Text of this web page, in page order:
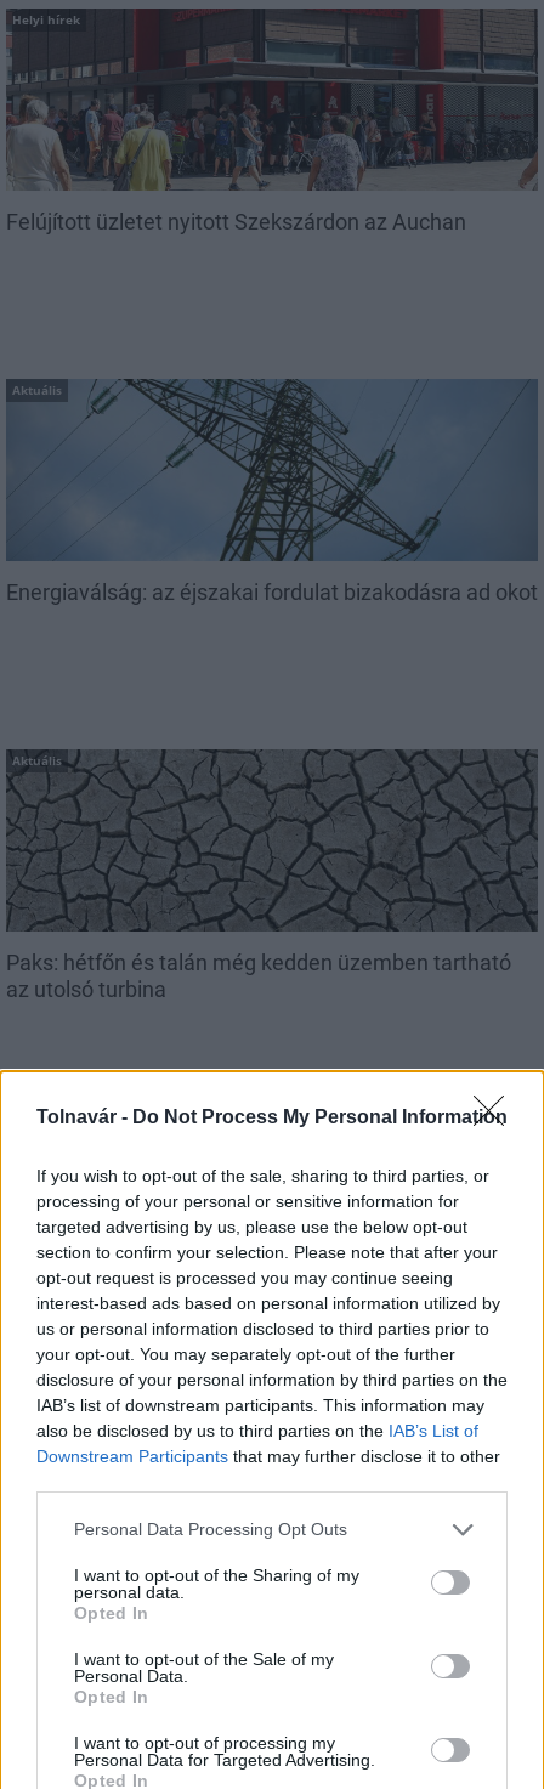
Tolnavár - Do Not Process My Personal Information
If you wish to opt-out of the sale, sharing to third parties, or
processing of your personal or sensitive information for
targeted advertising by us, please use the below opt-out
section to confirm your selection. Please note that after your
opt-out request is processed you may continue seeing
interest-based ads based on personal information utilized by
us or personal information disclosed to third parties prior to
your opt-out. You may separately opt-out of the further
disclosure of your personal information by third parties on the
IAB’s list of downstream participants. This information may
also be disclosed by us to third parties on the IAB’s List of
Downstream Participants that may further disclose it to other
Please note that this website/app uses one or more Google
not limited to your visit or usage behaviour. You may click to
grant or deny consent to Google and its third-party tags to
use your data for below specified purposes in below Google
consent section.
Personal Data Processing Opt Outs
I want to opt-out of the Sharing of my
personal data.
Opted In
I want to opt-out of the Sale of my
Personal Data.
Opted In
I want to opt-out of processing my
Personal Data for Targeted Advertising.
Opted In
Helyi hírek
Felújított üzletet nyitott Szekszárdon az Auchan
Aktuális
Energiaválság: az éjszakai fordulat bizakodásra ad okot
Aktuális
Paks: hétfőn és talán még kedden üzemben tartható
az utolsó turbina
MAGYAR ÉPÍTŐK
M1 bővítés: már zajlik a teljesen új Bicske Kelet
csomópont építése
Tizenegy meglévő csomópontot korszerűsít és négy új,
különszintű csomópontot hoz létre az MKIF az M1-es
bővítésénél.
Új gyalogosátkelők és jelzőlámpás